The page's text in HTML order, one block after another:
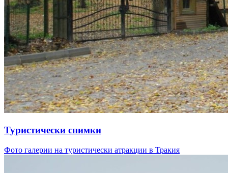
Туристически снимки
Фото галерии на туристически атракции в Тракия